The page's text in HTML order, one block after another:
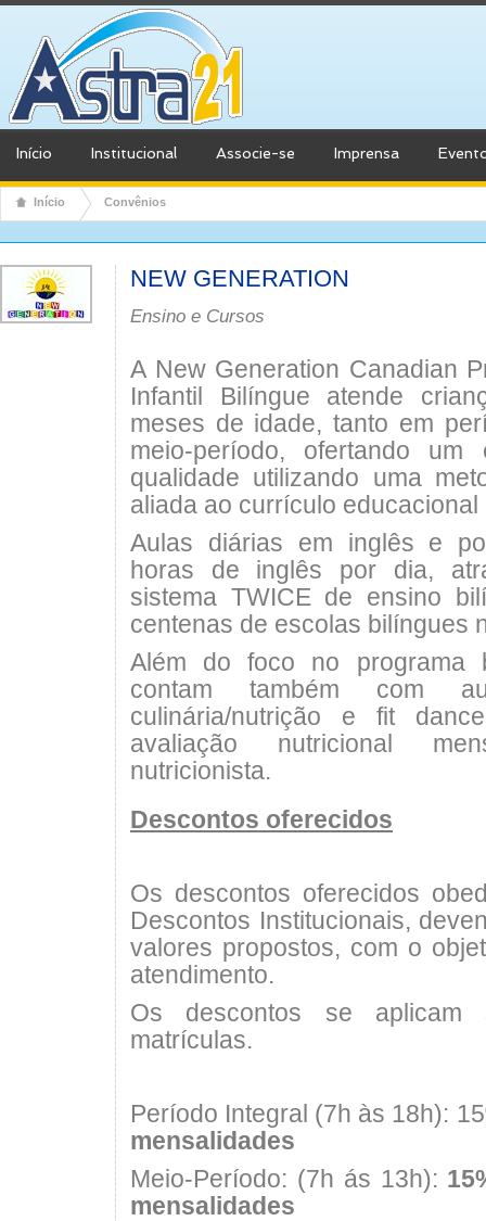
Início Institucional Associe-se Imprensa
Início Convênios
NEW GENERATION
Ensino e Cursos
A New Generation Canadian
Infantil Bilíngue atende
meses de idade, tanto em
meio-período, ofertando
qualidade utilizando uma
aliada ao currículo educacional
Aulas diárias em inglês e
horas de inglês por dia,
sistema TWICE de ensino
centenas de escolas bilíngues
Além do foco no programa
contam também com
culinária/nutrição e fit
avaliação nutricional
nutricionista.
Descontos oferecidos
Os descontos oferecidos
Descontos Institucionais,
valores propostos, com o
atendimento.
Os descontos se aplicam
matrículas.
Período Integral (7h às 18h): 15
mensalidades
Meio-Período: (7h ás 13h):
mensalidades